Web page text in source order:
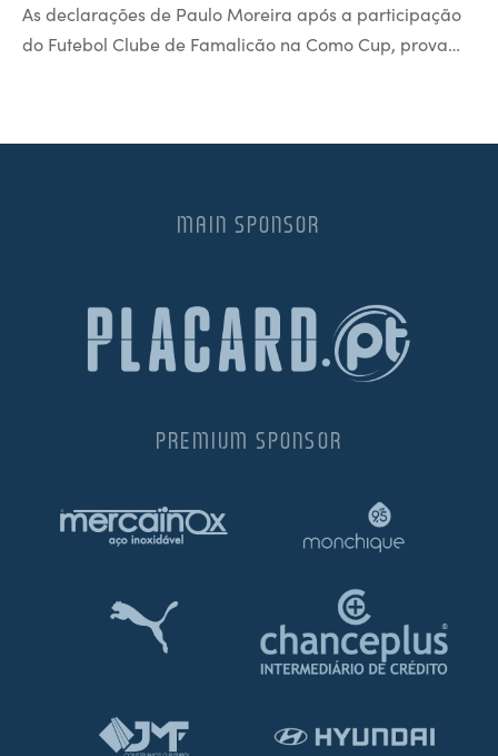
As declarações de Paulo Moreira após a participação
do Futebol Clube de Famalicão na Como Cup, prova…
MAIN SPONSOR
PREMIUM SPONSOR